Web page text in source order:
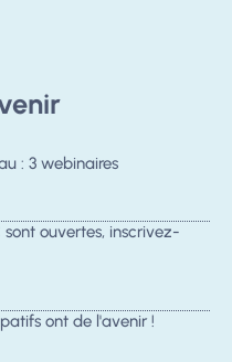
: 3 webinaires
ouvertes, inscrivez-
ont de l'avenir !